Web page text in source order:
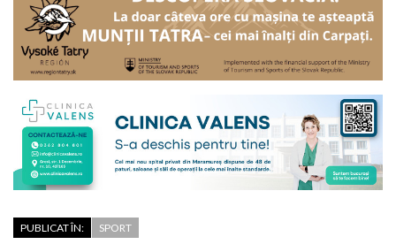
PUBLICAT ÎN: SPORT